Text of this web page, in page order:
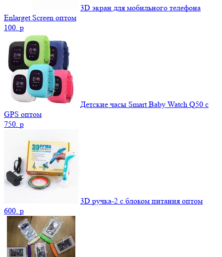
3D экран для мобильного телефона
Enlarget Screen оптом
100. p
Детские часы Smart Baby Watch Q50 c
GPS оптом
750. p
3D ручка-2 с блоком питания оптом
600. p